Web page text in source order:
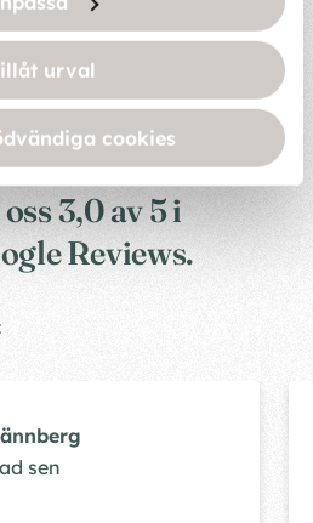
urval
cookies
Ta en titt på våra
3,0 av 5 i
Reviews.
sen